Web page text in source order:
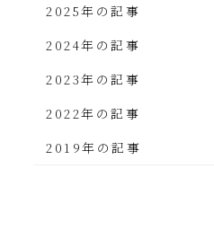
2025年の記事
2024年の記事
2023年の記事
2022年の記事
2019年の記事